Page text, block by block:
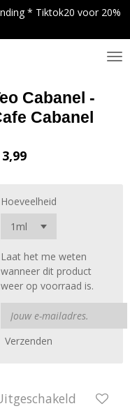
* Tiktok20 voor 20%
Cabanel -
Cabanel
Hoeveelheid
Laat het me weten
wanneer dit product
weer op voorraad is.
Verzenden